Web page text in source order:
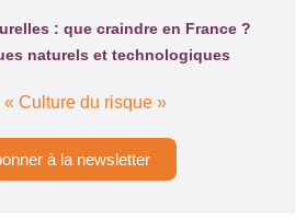
: que craindre en France ?
naturels et technologiques
Culture du risque »
à la newsletter